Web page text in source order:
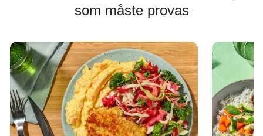
som måste provas